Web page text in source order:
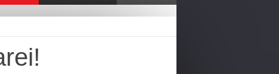
DE VICTOR NAFIRU